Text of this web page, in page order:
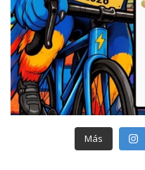
Más